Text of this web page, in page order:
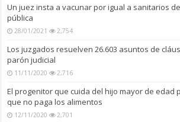
Un juez insta a vacunar por igual a sanitarios
pública
28/01/2021 2,754
Los juzgados resuelven 26.603 asuntos de
parón judicial
11/11/2020 2,716
El progenitor que cuida del hijo mayor de edad
que no paga los alimentos
12/11/2020 2,701